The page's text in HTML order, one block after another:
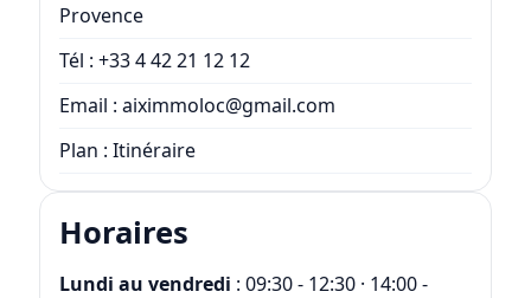
Provence
Tél : +33 4 42 21 12 12
Email : aiximmoloc@gmail.com
Plan : Itinéraire
Horaires
Lundi au vendredi : 09:30 - 12:30 · 14:00 -